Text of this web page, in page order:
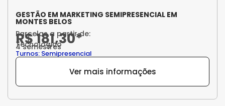
GESTÃO EM MARKETING SEMIPRESENCIAL EM
MONTES BELOS
Parcelas a partir de:
R$ 181,30*
Tecnológico
4 semestres
Turnos: Semipresencial
Ver mais informações